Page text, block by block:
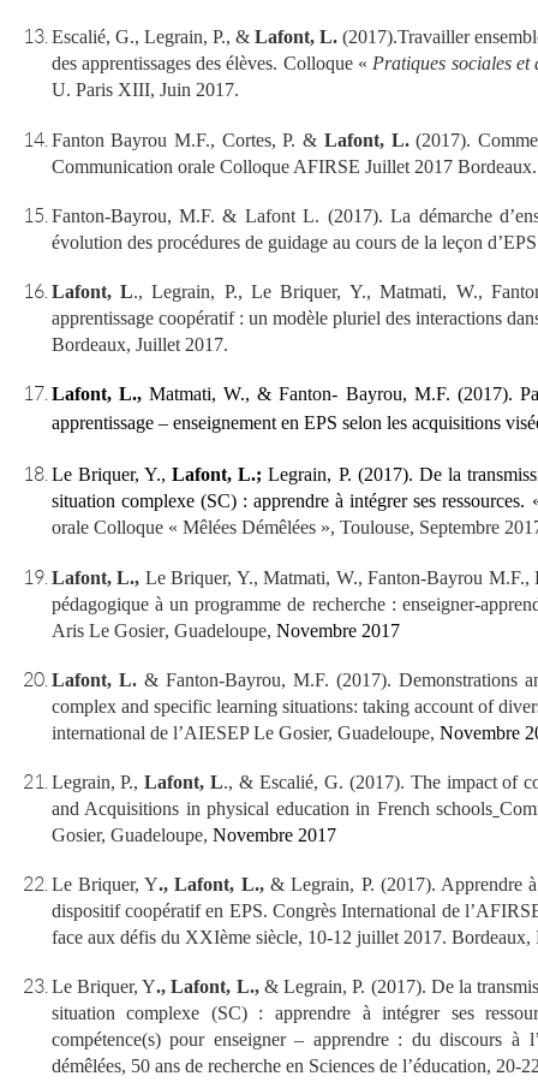
Escalié, G., Legrain, P., & Lafont, L.(2017).Travailler
des apprentissages des élèves. Colloque «Pratiques sociales et
U. Paris XIII, Juin 2017.
Fanton Bayrou M.F., Cortes, P. & Lafont, L.(2017).
Communication orale Colloque AFIRSE Juillet 2017 Bordeaux.
Fanton-Bayrou, M.F. & Lafont L. (2017).La démarche
évolution des procédures de guidage au cours de la leçon d’EPS
Lafont, L., Legrain, P., Le Briquer, Y., Matmati, W.,
apprentissage coopératif : un modèle pluriel des interactions
Bordeaux, Juillet 2017.
Lafont, L.,Matmati, W., & Fanton- Bayrou, M.F. (2017).
apprentissage – enseignement en EPS selon les acquisitions
Le Briquer, Y.,Lafont, L.; Legrain, P. (2017). De la
situation complexe (SC) : apprendre à intégrer ses
orale Colloque « Mêlées Démêlées », Toulouse, Septembre
Lafont, L., Le Briquer, Y., Matmati, W., Fanton-Bayrou M.F.,
pédagogique à un programme de recherche : enseigner-
Aris Le Gosier, Guadeloupe, Novembre 2017
Lafont, L.& Fanton-Bayrou, M.F. (2017). Demonstrations
complex and specific learning situations: taking account of
international de l’AIESEP Le Gosier, Guadeloupe, Novembre
Legrain, P.,Lafont, L., & Escalié, G. (2017). The impact of
and Acquisitions in physical education in French schools
Gosier, Guadeloupe, Novembre 2017
Le Briquer, Y., Lafont, L.,& Legrain, P. (2017). Apprendre
dispositif coopératif en EPS. Congrès International de
face aux défis du XXIème siècle, 10-12 juillet 2017. Bordeaux,
Le Briquer, Y., Lafont, L.,& Legrain, P. (2017). De la
situation complexe (SC) : apprendre à intégrer ses
compétence(s) pour enseigner – apprendre : du discours à
démêlées, 50 ans de recherche en Sciences de l’éducation, 20-